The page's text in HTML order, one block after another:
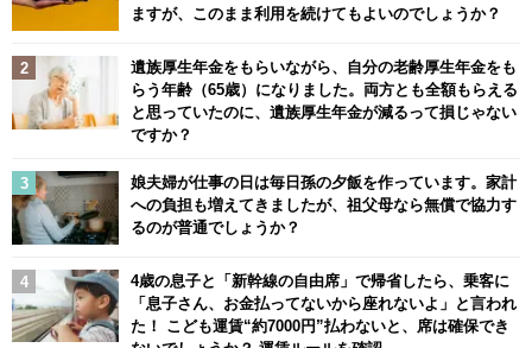
ますが、このまま利用を続けてもよいのでしょうか？
遺族厚生年金をもらいながら、自分の老齢厚生年金をも
らう年齢（65歳）になりました。両方とも全額もらえる
と思っていたのに、遺族厚生年金が減るって損じゃない
ですか？
娘夫婦が仕事の日は毎日孫の夕飯を作っています。家計
への負担も増えてきましたが、祖父母なら無償で協力す
るのが普通でしょうか？
4歳の息子と「新幹線の自由席」で帰省したら、乗客に
「息子さん、お金払ってないから座れないよ」と言われ
た！ こども運賃“約7000円”払わないと、席は確保でき